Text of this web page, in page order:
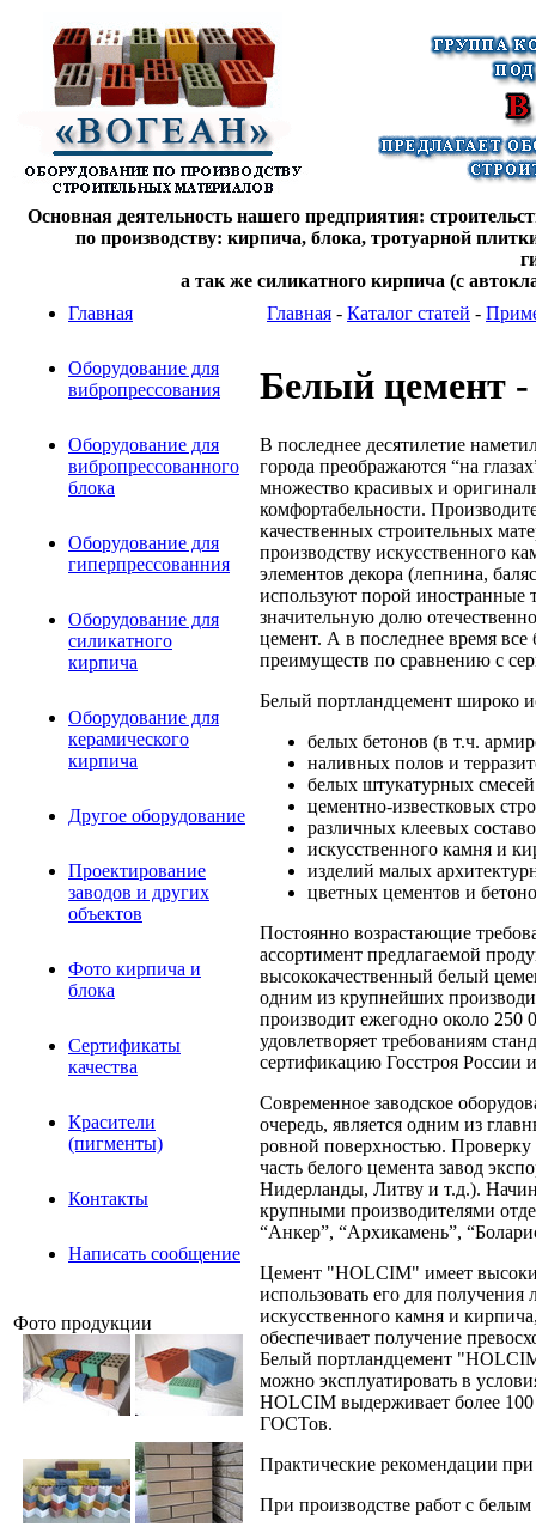
Основная деятельность нашего предприятия:
по производству: кирпича, блока, тротуарной
а так же силикатного кирпича (с
Главная
Оборудование для
вибропрессования
Оборудование для
вибропрессованного
блока
Оборудование для
гиперпрессованния
Оборудование для
силикатного
кирпича
Оборудование для
керамического
кирпича
Другое оборудование
Проектирование
заводов и других
объектов
Фото кирпича и
блока
Сертификаты
качества
Красители
(пигменты)
Контакты
Написать сообщение
Фото продукции
Главная - Каталог статей -
Белый цемент
В последнее десятилетие
города преображаются “на
множество красивых и
комфортабельности.
качественных строительных
производству искусственного
элементов декора (лепнина,
используют порой иностранные
значительную долю
цемент. А в последнее время
преимуществ по сравнению с
Белый портландцемент широко
белых бетонов (в т.ч.
наливных полов и
белых штукатурных
цементно-известковых
различных клеевых
искусственного камня и
изделий малых
цветных цементов и
Постоянно возрастающие
ассортимент предлагаемой
высококачественный белый
одним из крупнейших
производит ежегодно около 250
удовлетворяет требованиям
сертификацию Госстроя
Современное заводское
очередь, является одним из
ровной поверхностью.
часть белого цемента завод
Нидерланды, Литву и т.д.).
крупными производителями
“Анкер”, “Архикамень”,
Цемент "HOLCIM" имеет
использовать его для
искусственного камня и
обеспечивает получение
Белый портландцемент
можно эксплуатировать в
HOLCIM выдерживает более 100
ГОСТов.
Практические рекомендации
При производстве работ с